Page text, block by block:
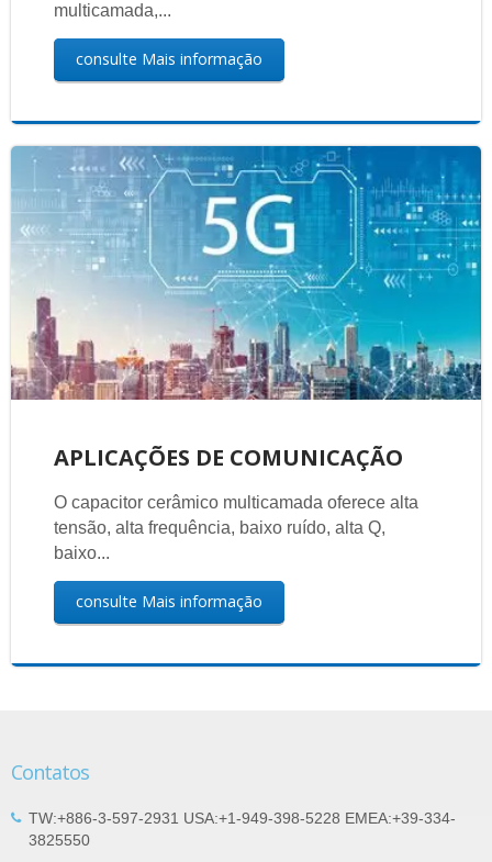
multicamada,...
consulte Mais informação
APLICAÇÕES DE COMUNICAÇÃO
O capacitor cerâmico multicamada oferece alta
tensão, alta frequência, baixo ruído, alta Q,
baixo...
consulte Mais informação
Contatos
TW:+886-3-597-2931 USA:+1-949-398-5228 EMEA:+39-334-
3825550